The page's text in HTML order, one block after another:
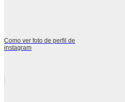
Como ver foto de perfil de
instagram